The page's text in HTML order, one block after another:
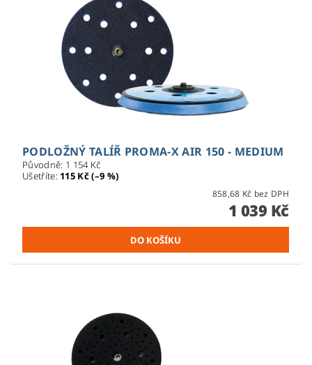
PODLOŽNÝ TALÍŘ PROMA-X AIR 150 - MEDIUM
Původně: 1 154 Kč
Ušetříte: 115 Kč (–9 %)
858,68 Kč bez DPH
1 039 Kč